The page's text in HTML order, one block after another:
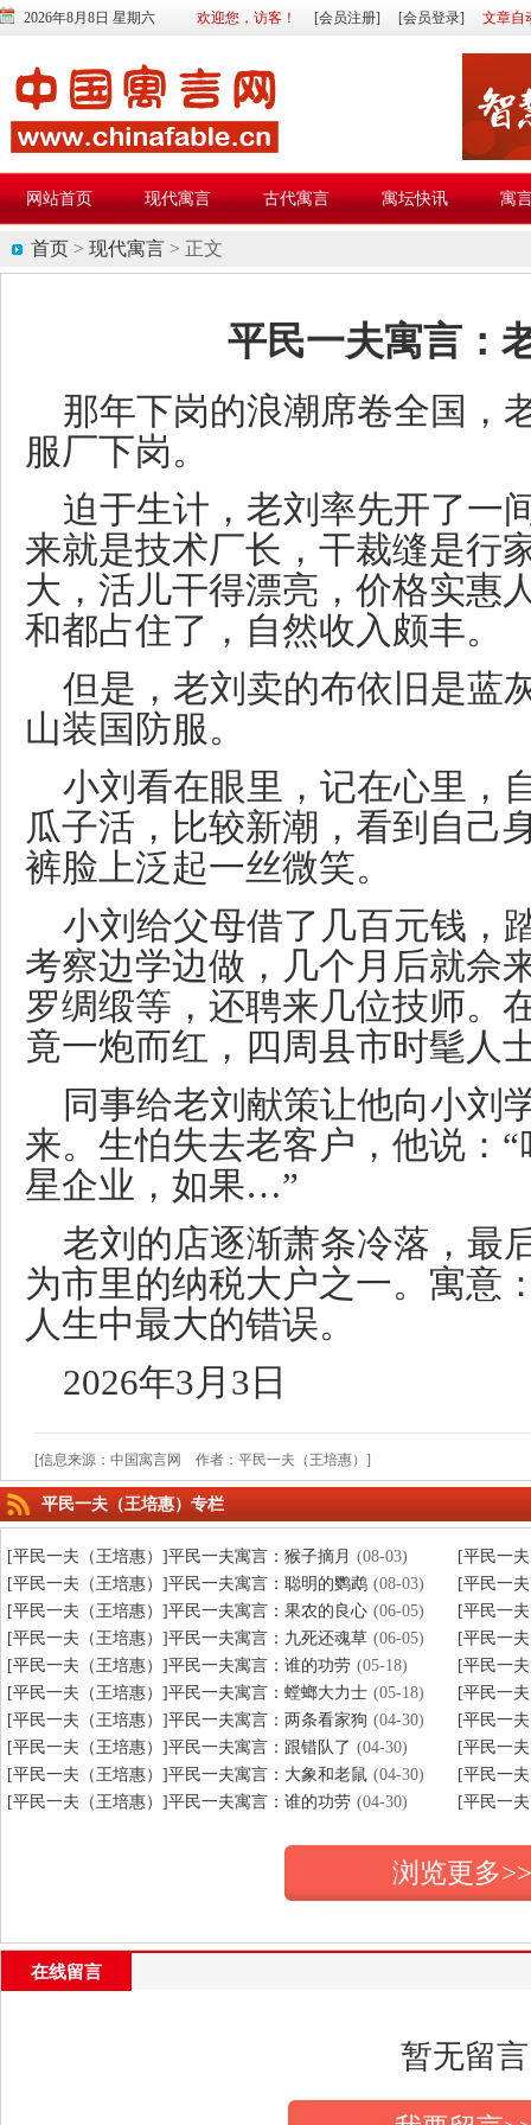
2026年8月8日 星期六 欢迎您，访客！ [会员注册] [会员登录] 文章自
网站首页 现代寓言 古代寓言 寓坛快讯 寓
首页 > 现代寓言 > 正文
平民一夫寓言：
那年下岗的浪潮席卷全国，
服厂下岗。
迫于生计，老刘率先开了一
来就是技术厂长，干裁缝是行
大，活儿干得漂亮，价格实惠
和都占住了，自然收入颇丰。
但是，老刘卖的布依旧是蓝
山装国防服。
小刘看在眼里，记在心里，
瓜子活，比较新潮，看到自己
裤脸上泛起一丝微笑。
小刘给父母借了几百元钱，
考察边学边做，几个月后就佘
罗绸缎等，还聘来几位技师。
竟一炮而红，四周县市时髦人
同事给老刘献策让他向小刘
来。生怕失去老客户，他说：
星企业，如果…”
老刘的店逐渐萧条冷落，最
为市里的纳税大户之一。寓意
人生中最大的错误。
2026年3月3日
[信息来源：中国寓言网 作者：平民一夫（王培惠）]
平民一夫（王培惠）专栏
[平民一夫（王培惠）]平民一夫寓言：猴子摘月 (08-03)
[平民一
[平民一夫（王培惠）]平民一夫寓言：聪明的鹦鹉 (08-03)
[平民一
[平民一夫（王培惠）]平民一夫寓言：果农的良心 (06-05)
[平民一
[平民一夫（王培惠）]平民一夫寓言：九死还魂草 (06-05)
[平民一
[平民一夫（王培惠）]平民一夫寓言：谁的功劳 (05-18)
[平民一
[平民一夫（王培惠）]平民一夫寓言：螳螂大力士 (05-18)
[平民一
[平民一夫（王培惠）]平民一夫寓言：两条看家狗 (04-30)
[平民一
[平民一夫（王培惠）]平民一夫寓言：跟错队了 (04-30)
[平民一
[平民一夫（王培惠）]平民一夫寓言：大象和老鼠 (04-30)
[平民一
[平民一夫（王培惠）]平民一夫寓言：谁的功劳 (04-30) [平民一
浏览更多>>
在线留言
暂无留言